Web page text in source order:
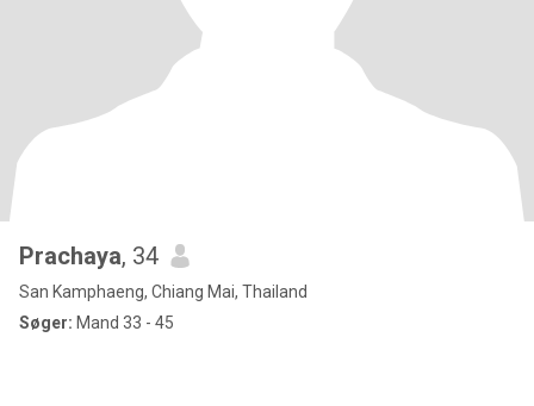
Prachaya, 34
San Kamphaeng, Chiang Mai, Thailand
Søger: Mand 33 - 45